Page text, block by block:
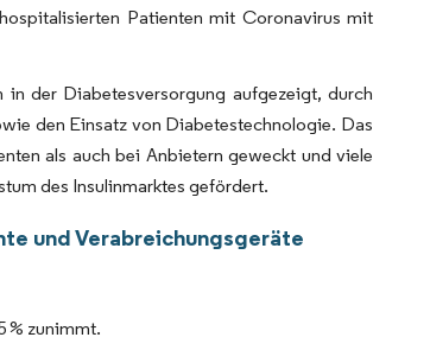
Patienten mit Coronavirus mit
der Diabetesversorgung aufgezeigt, durch
den Einsatz von Diabetestechnologie. Das
als auch bei Anbietern geweckt und viele
des Insulinmarktes gefördert.
und Verabreichungsgeräte
% zunimmt.